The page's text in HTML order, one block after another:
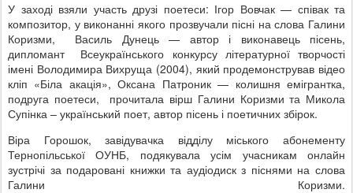
У заході взяли участь друзі поетеси: Ігор Вовчак — співак та
композитор, у виконанні якого прозвучали пісні на слова Галини
Коризми, Василь Дунець — автор і виконавець пісень,
дипломант Всеукраїнського конкурсу літературної творчості
імені Володимира Вихруща (2004), який продемонстрував відео
кліп «Біла акація», Оксана Патроник — колишня емігрантка,
подруга поетеси, прочитала вірш Галини Коризми та Микола
Супінка – український поет, автор пісень і поетичних збірок.
Віра Горошок, завідувачка відділу міського абонементу
Тернопільської ОУНБ, подякувала усім учасникам онлайн
зустрічі за подаровані книжки та аудіодиск з піснями на слова
Галини Коризми.